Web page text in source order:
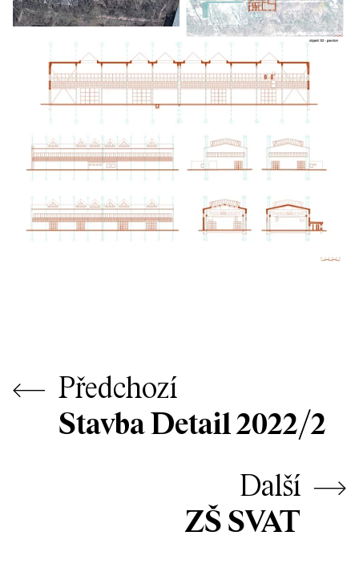
⟵ Předchozí
Stavba Detail 2022/2
Další
ZŠ SVAT
⟶